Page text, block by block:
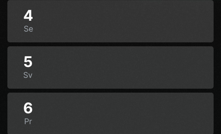
4
Se
5
Sv
6
Pr